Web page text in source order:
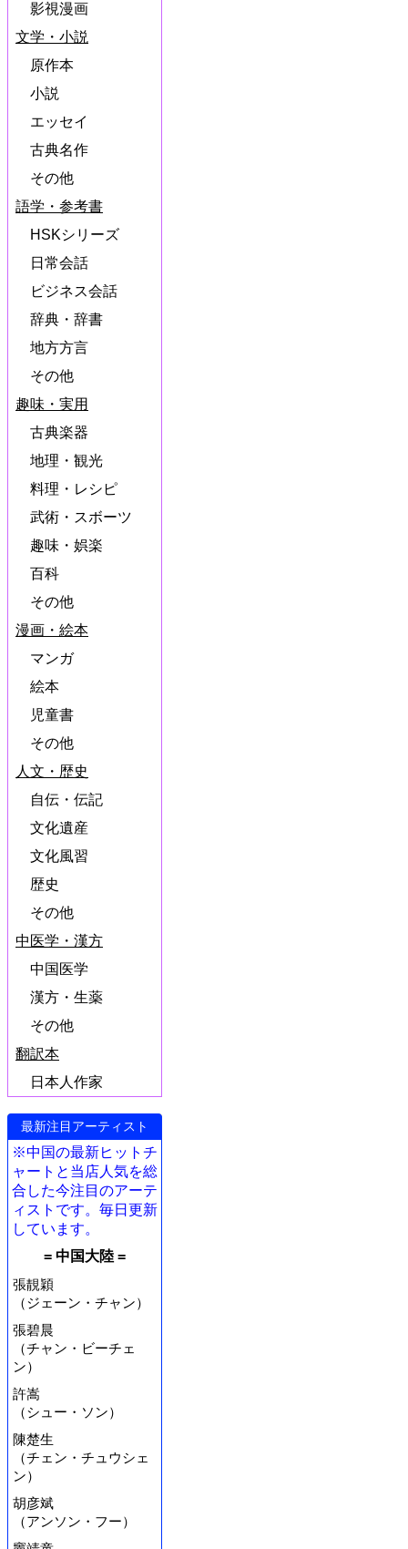
影視漫画
文学・小説
原作本
小説
エッセイ
古典名作
その他
語学・参考書
HSKシリーズ
日常会話
ビジネス会話
辞典・辞書
地方方言
その他
趣味・実用
古典楽器
地理・観光
料理・レシピ
武術・スボーツ
趣味・娯楽
百科
その他
漫画・絵本
マンガ
絵本
児童書
その他
人文・歴史
自伝・伝記
文化遺産
文化風習
歴史
その他
中医学・漢方
中国医学
漢方・生薬
その他
翻訳本
日本人作家
最新注目アーティスト
※中国の最新ヒットチ
ャートと当店人気を総
合した今注目のアーテ
ィストです。毎日更新
しています。
= 中国大陸 =
張靚穎
（ジェーン・チャン）
張碧晨
（チャン・ビーチェ
ン）
許嵩
（シュー・ソン）
陳楚生
（チェン・チュウシェ
ン）
胡彦斌
（アンソン・フー）